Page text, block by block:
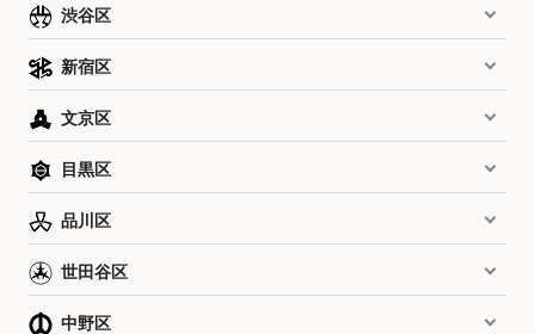
渋谷区
新宿区
文京区
目黒区
品川区
世田谷区
中野区